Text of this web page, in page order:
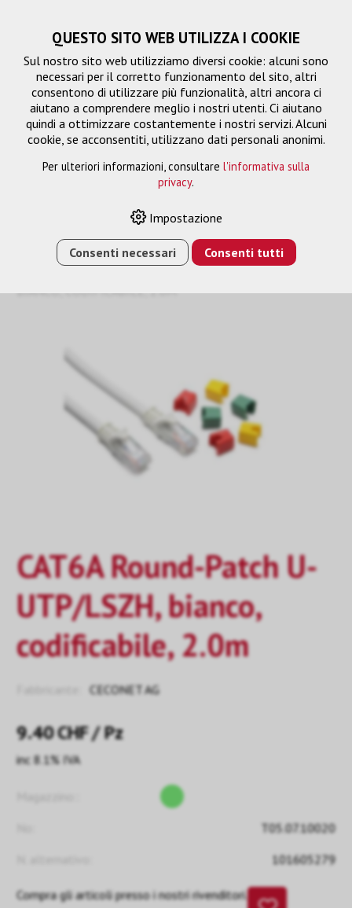
Cavo di collegamento
› E-SHOP › GESTIONE DEL SEGNALE
CAVO DI
BIANCO, CODIFICABILE, 2.0M
CAT6A Round-Patch U-
UTP/LSZH, bianco,
codificabile, 2.0m
CECONET AG
9.40CHF/ Pz
inc 8.1% IVA
T05.07.10020
101605279
Compra gli articoli presso i nostri rivenditori.
QUESTO SITO WEB UTILIZZA I COOKIE
Sul nostro sito web utilizziamo diversi cookie: alcuni sono
necessari per il corretto funzionamento del sito, altri
consentono di utilizzare più funzionalità, altri ancora ci
aiutano a comprendere meglio i nostri utenti. Ci aiutano
quindi a ottimizzare costantemente i nostri servizi. Alcuni
cookie, se acconsentiti, utilizzano dati personali anonimi.
Per ulteriori informazioni, consultare l'informativa sulla
privacy.
Impostazione
Consenti necessari Consenti tutti